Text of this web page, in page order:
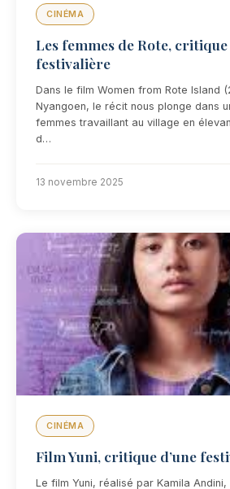
CINÉMA
Les femmes de Rote, critique
festivalière
Dans le film Women from Rote Island
Nyangoen, le récit nous plonge dans
femmes travaillant au village en
d…
13 novembre 2025
CINÉMA
Film Yuni, critique d’une
Le film Yuni, réalisé par Kamila